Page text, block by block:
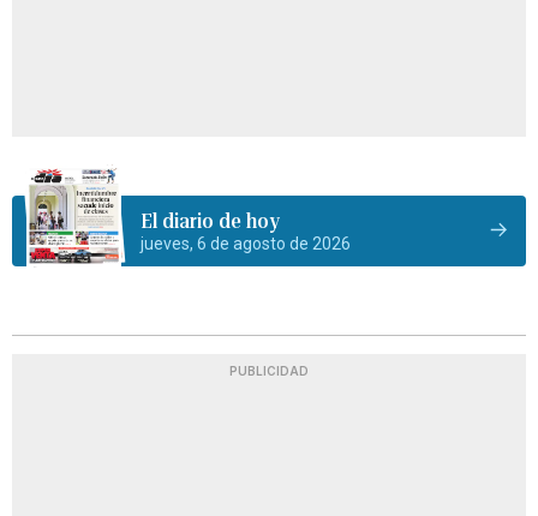
El diario de hoy
jueves, 6 de agosto de 2026
PUBLICIDAD